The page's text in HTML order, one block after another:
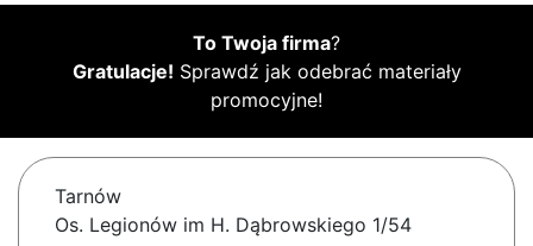
To Twoja firma?
Gratulacje! Sprawdź jak odebrać materiały
promocyjne!
Tarnów
Os. Legionów im H. Dąbrowskiego 1/54